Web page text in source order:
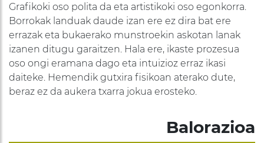
Grafikoki oso polita da eta artistikoki oso egonkorra.
Borrokak landuak daude izan ere ez dira bat ere
errazak eta bukaerako munstroekin askotan lanak
izanen ditugu garaitzen. Hala ere, ikaste prozesua
oso ongi eramana dago eta intuizioz erraz ikasi
daiteke. Hemendik gutxira fisikoan aterako dute,
beraz ez da aukera txarra jokua erosteko.
Balorazioa